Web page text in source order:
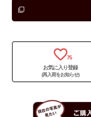
75
お気に入り登録
(再入荷をお知らせ)